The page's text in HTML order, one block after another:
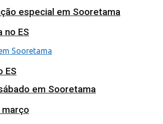
especial em Sooretama
em Sooretama
no ES
ES
março